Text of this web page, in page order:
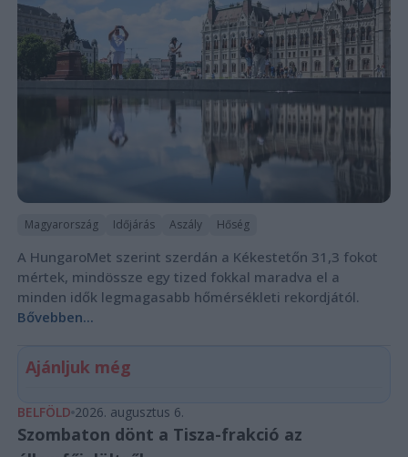
Magyarország Időjárás Aszály Hőség
A HungaroMet szerint szerdán a Kékestetőn 31,3 fokot
mértek, mindössze egy tized fokkal maradva el a
minden idők legmagasabb hőmérsékleti rekordjától.
Bővebben...
Ajánljuk még
BELFÖLD 2026. augusztus 6.
Szombaton dönt a Tisza-frakció az